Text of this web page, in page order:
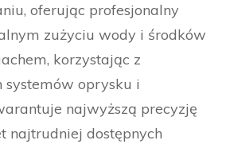
oferując profesjonalny
zużyciu wody i środków
korzystając z
systemów oprysku i
najwyższą precyzję
najtrudniej dostępnych